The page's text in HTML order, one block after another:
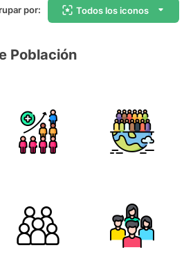
por: Todos los iconos
Población